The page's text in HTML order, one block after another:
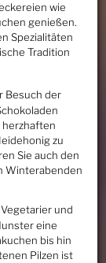
wie
genießen.
Spezialitäten
Tradition
Besuch der
herzhaften
zu
Sie auch den
Winterabenden
und
eine
bis hin
Pilzen ist